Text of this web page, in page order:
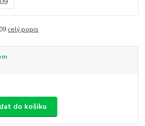
celý popis
do košíku